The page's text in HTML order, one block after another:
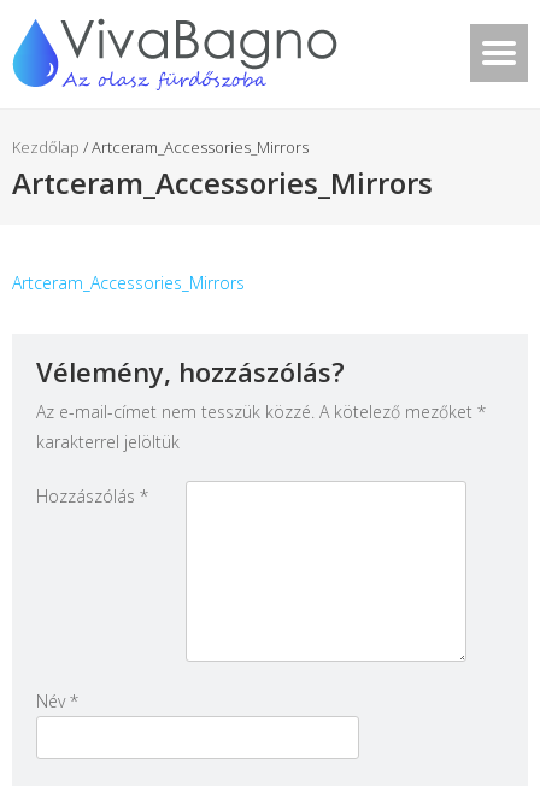
Kezdőlap /Artceram_Accessories_Mirrors
Artceram_Accessories_Mirrors
Artceram_Accessories_Mirrors
Vélemény, hozzászólás?
Az e-mail-címet nem tesszük közzé. A kötelező mezőket *
karakterrel jelöltük
Hozzászólás *
Név*